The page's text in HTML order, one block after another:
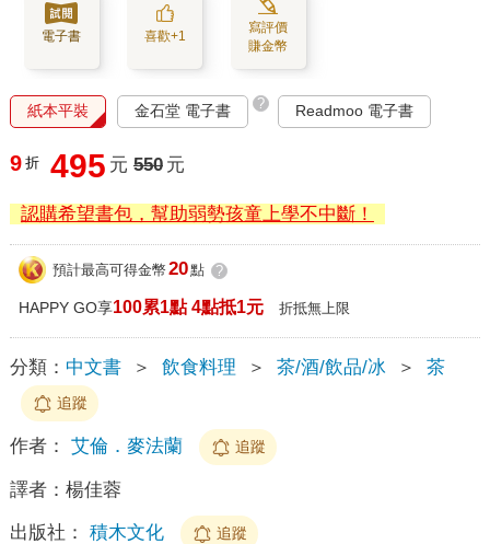
電子書 喜歡+1
寫評價
賺金幣
紙本平裝 金石堂 電子書 ? Readmoo 電子書
9 折 495 元 550 元
認購希望書包，幫助弱勢孩童上學不中斷！
預計最高可得金幣 20點 ?
HAPPY GO享100累1點 4點抵1元 折抵無上限
分類： 中文書 ＞ 飲食料理 ＞ 茶/酒/飲品/冰 ＞ 茶
追蹤
作者： 艾倫．麥法蘭 追蹤
譯者： 楊佳蓉
出版社： 積木文化 追蹤